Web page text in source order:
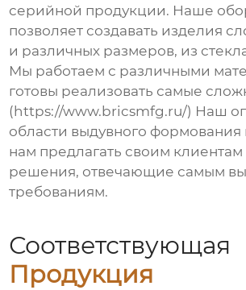
серийной продукции. Наше
позволяет создавать изделия
и различных размеров, из
Мы работаем с различными
готовы реализовать самые
(https://www.bricsmfg.ru/) Наш
области выдувного формования
нам предлагать своим
решения, отвечающие самым
требованиям.
Соответствующая
Продукция